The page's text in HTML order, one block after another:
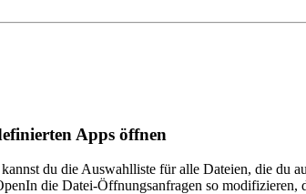
Apps öffnen
du die Auswahlliste für alle Dateien, die du
die Datei-Öffnungsanfragen so modifizieren,